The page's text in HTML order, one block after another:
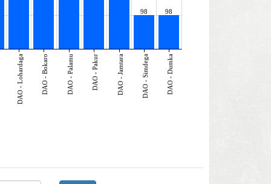
98 98
DAO - Lohardaga DAO - Bokaro DAO - Palamu DAO - Pakur DAO - Jamtara DAO - Simdega DAO - Dumka